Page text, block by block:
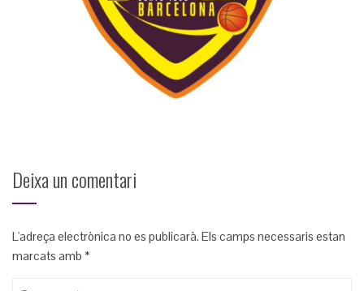
Deixa un comentari
L'adreça electrònica no es publicarà. Els camps necessaris estan
marcats amb *